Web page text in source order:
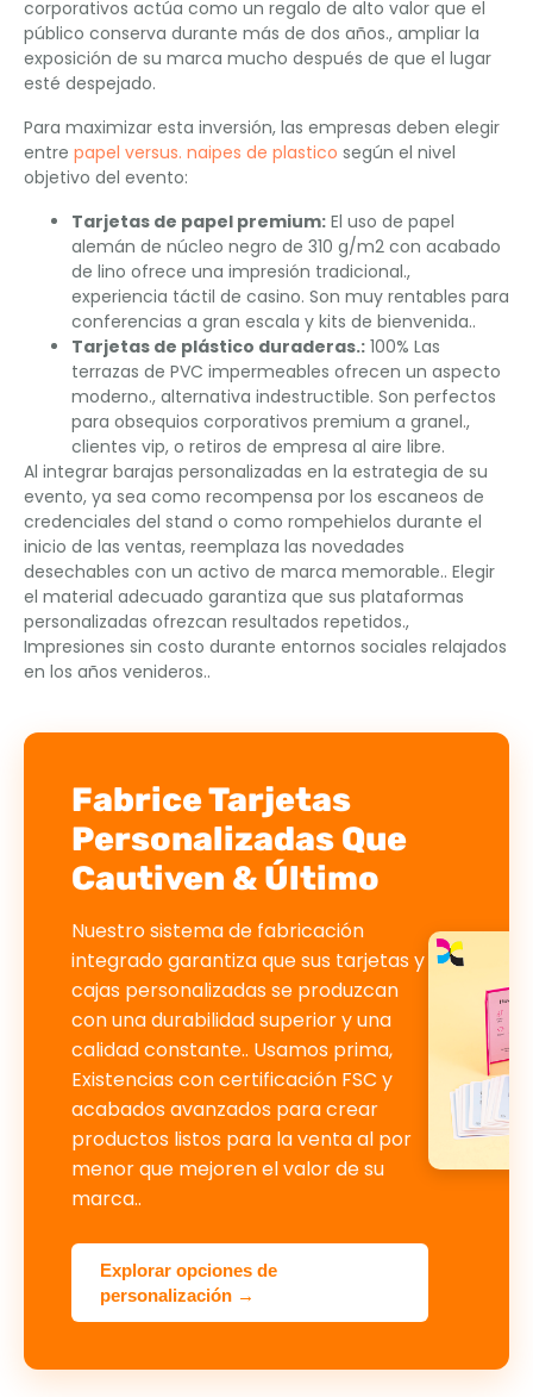
corporativos actúa como un regalo de alto valor que el
público conserva durante más de dos años., ampliar la
exposición de su marca mucho después de que el lugar
esté despejado.
Para maximizar esta inversión, las empresas deben elegir
entre papel versus. naipes de plastico según el nivel
objetivo del evento:
Tarjetas de papel premium: El uso de papel
alemán de núcleo negro de 310 g/m2 con acabado
de lino ofrece una impresión tradicional.,
experiencia táctil de casino. Son muy rentables para
conferencias a gran escala y kits de bienvenida..
Tarjetas de plástico duraderas.: 100% Las
terrazas de PVC impermeables ofrecen un aspecto
moderno., alternativa indestructible. Son perfectos
para obsequios corporativos premium a granel.,
clientes vip, o retiros de empresa al aire libre.
Al integrar barajas personalizadas en la estrategia de su
evento, ya sea como recompensa por los escaneos de
credenciales del stand o como rompehielos durante el
inicio de las ventas, reemplaza las novedades
desechables con un activo de marca memorable.. Elegir
el material adecuado garantiza que sus plataformas
personalizadas ofrezcan resultados repetidos.,
Impresiones sin costo durante entornos sociales relajados
en los años venideros..
Fabrice Tarjetas
Personalizadas Que
Cautiven & Último
Nuestro sistema de fabricación
integrado garantiza que sus tarjetas y
cajas personalizadas se produzcan
con una durabilidad superior y una
calidad constante.. Usamos prima,
Existencias con certificación FSC y
acabados avanzados para crear
productos listos para la venta al por
menor que mejoren el valor de su
marca..
Explorar opciones de
personalización →